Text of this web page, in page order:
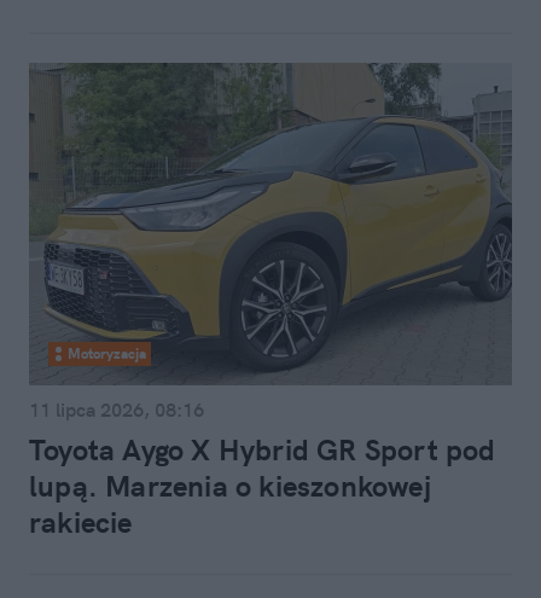
Motoryzacja
11 lipca 2026, 08:16
Toyota Aygo X Hybrid GR Sport pod
lupą. Marzenia o kieszonkowej
rakiecie